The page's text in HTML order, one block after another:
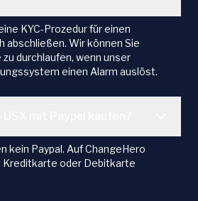
KYC-Prozedur für einen
abschließen. Wir können Sie
durchlaufen, wenn unser
einen Alarm auslöst.
kein Paypal. Auf ChangeHero
Kreditkarte oder Debitkarte